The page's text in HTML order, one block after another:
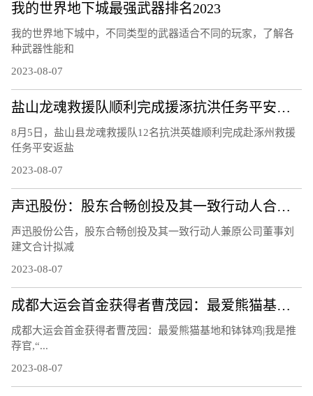
我的世界地下城最强武器排名2023
我的世界地下城中，不同类型的武器适合不同的玩家，了解各
种武器性能和
2023-08-07
盐山龙魂救援队顺利完成援涿抗洪任务平安凯旋
8月5日，盐山县龙魂救援队12名抗洪英雄顺利完成赴涿州救援
任务平安返盐
2023-08-07
​声迅股份：股东合畅创投及其一致行动人合计拟减持不超 2.44%股份
声迅股份公告，股东合畅创投及其一致行动人兼原公司董事刘
建文合计拟减
2023-08-07
成都大运会首金获得者曹茂园：最爱熊猫基地和钵钵鸡 | 我是推荐官
成都大运会首金获得者曹茂园：最爱熊猫基地和钵钵鸡|我是推
荐官,“...
2023-08-07